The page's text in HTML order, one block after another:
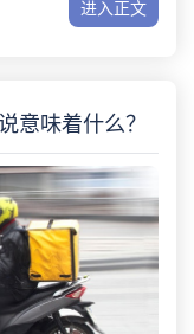
进入正文
意味着什么？